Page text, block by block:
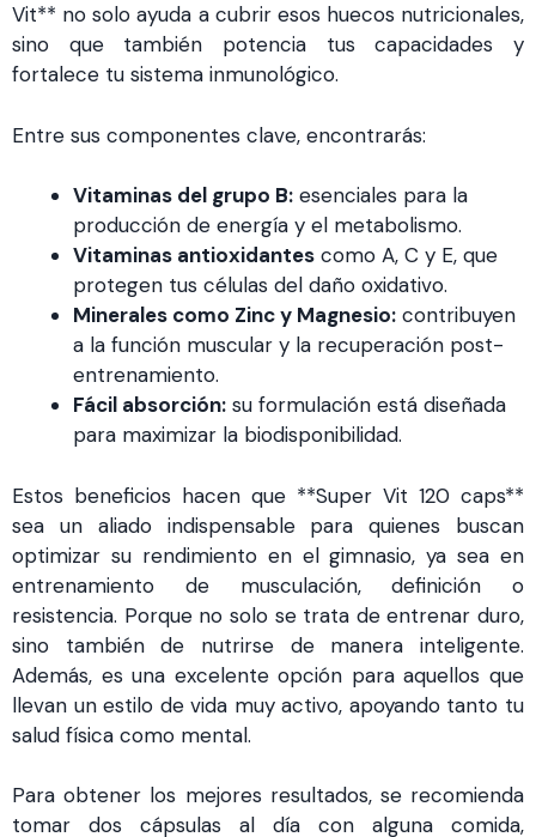
Vit** no solo ayuda a cubrir esos huecos nutricionales,
sino que también potencia tus capacidades y
fortalece tu sistema inmunológico.
Entre sus componentes clave, encontrarás:
Vitaminas del grupo B: esenciales para la
producción de energía y el metabolismo.
Vitaminas antioxidantes como A, C y E, que
protegen tus células del daño oxidativo.
Minerales como Zinc y Magnesio: contribuyen
a la función muscular y la recuperación post-
entrenamiento.
Fácil absorción: su formulación está diseñada
para maximizar la biodisponibilidad.
Estos beneficios hacen que **Super Vit 120 caps**
sea un aliado indispensable para quienes buscan
optimizar su rendimiento en el gimnasio, ya sea en
entrenamiento de musculación, definición o
resistencia. Porque no solo se trata de entrenar duro,
sino también de nutrirse de manera inteligente.
Además, es una excelente opción para aquellos que
llevan un estilo de vida muy activo, apoyando tanto tu
salud física como mental.
Para obtener los mejores resultados, se recomienda
tomar dos cápsulas al día con alguna comida,